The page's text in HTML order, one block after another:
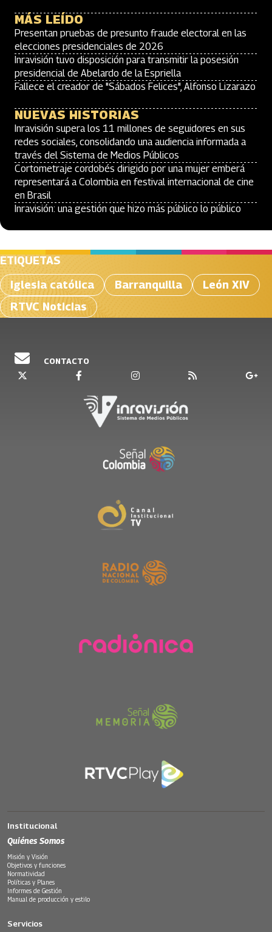
MÁS LEÍDO
Presentan pruebas de presunto fraude electoral en las
elecciones presidenciales de 2026
Inravisión tuvo disposición para transmitir la posesión
presidencial de Abelardo de la Espriella
Fallece el creador de "Sábados Felices", Alfonso Lizarazo
NUEVAS HISTORIAS
Inravisión supera los 11 millones de seguidores en sus
redes sociales, consolidando una audiencia informada a
través del Sistema de Medios Públicos
Cortometraje cordobés dirigido por una mujer emberá
representará a Colombia en festival internacional de cine
en Brasil
Inravisión: una gestión que hizo más público lo público
ETIQUETAS
Iglesia católica
Barranquilla
León XIV
RTVC Noticias
CONTACTO
Institucional
Quiénes Somos
Misión y Visión
Objetivos y funciones
Normatividad
Políticas y Planes
Informes de Gestión
Manual de producción y estilo
Servicios